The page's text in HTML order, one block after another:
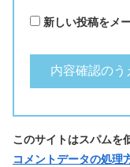
新しい投稿をメ
このサイトはスパムを
コメントデータの処理